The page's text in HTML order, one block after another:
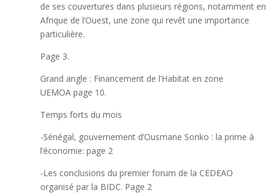
de ses couvertures dans plusieurs régions, notamment en
Afrique de l’Ouest, une zone qui revêt une importance
particulière.
Page 3.
Grand angle : Financement de l’Habitat en zone
UEMOA page 10.
Temps forts du mois
-Sénégal, gouvernement d’Ousmane Sonko : la prime à
l’économie: page 2
-Les conclusions du premier forum de la CEDEAO
organisé par la BIDC. Page 2